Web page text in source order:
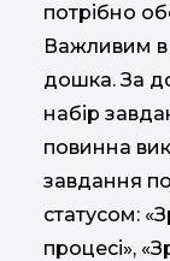
потрібно
Важливим в
дошка. За
набір
повинна
завдання
статусом:
процесі»,